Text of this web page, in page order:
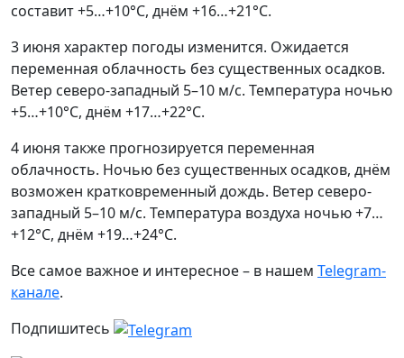
составит +5…+10°С, днём +16…+21°С.
3 июня характер погоды изменится. Ожидается
переменная облачность без существенных осадков.
Ветер северо-западный 5–10 м/с. Температура ночью
+5…+10°С, днём +17…+22°С.
4 июня также прогнозируется переменная
облачность. Ночью без существенных осадков, днём
возможен кратковременный дождь. Ветер северо-
западный 5–10 м/с. Температура воздуха ночью +7…
+12°С, днём +19…+24°С.
Все самое важное и интересное – в нашем Telegram-
канале.
Подпишитесь